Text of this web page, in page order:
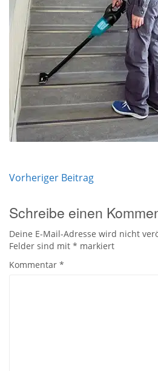
Beitrags-
Vorheriger Beitrag
Schreibe einen
Deine E-Mail-Adresse wird nicht
Felder sind mit * markiert
Kommentar *